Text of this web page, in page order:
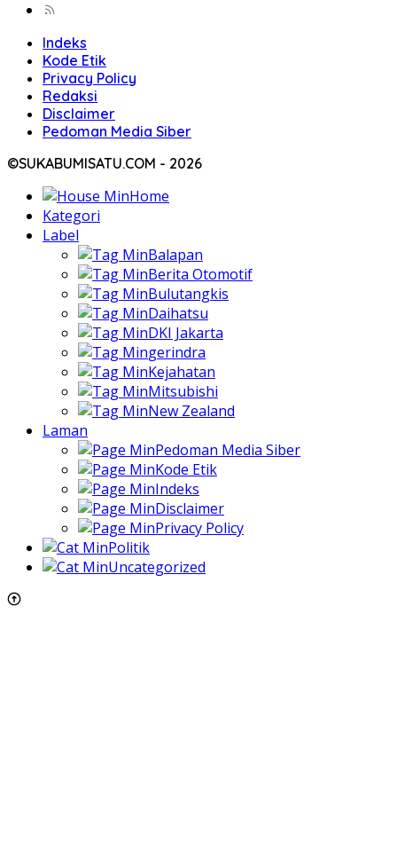
Indeks
Kode Etik
Privacy Policy
Redaksi
Disclaimer
Pedoman Media Siber
©SUKABUMISATU.COM - 2026
Home
Kategori
Label
Balapan
Berita Otomotif
Bulutangkis
Daihatsu
DKI Jakarta
gerindra
Kejahatan
Mitsubishi
New Zealand
Laman
Pedoman Media Siber
Kode Etik
Indeks
Disclaimer
Privacy Policy
Politik
Uncategorized